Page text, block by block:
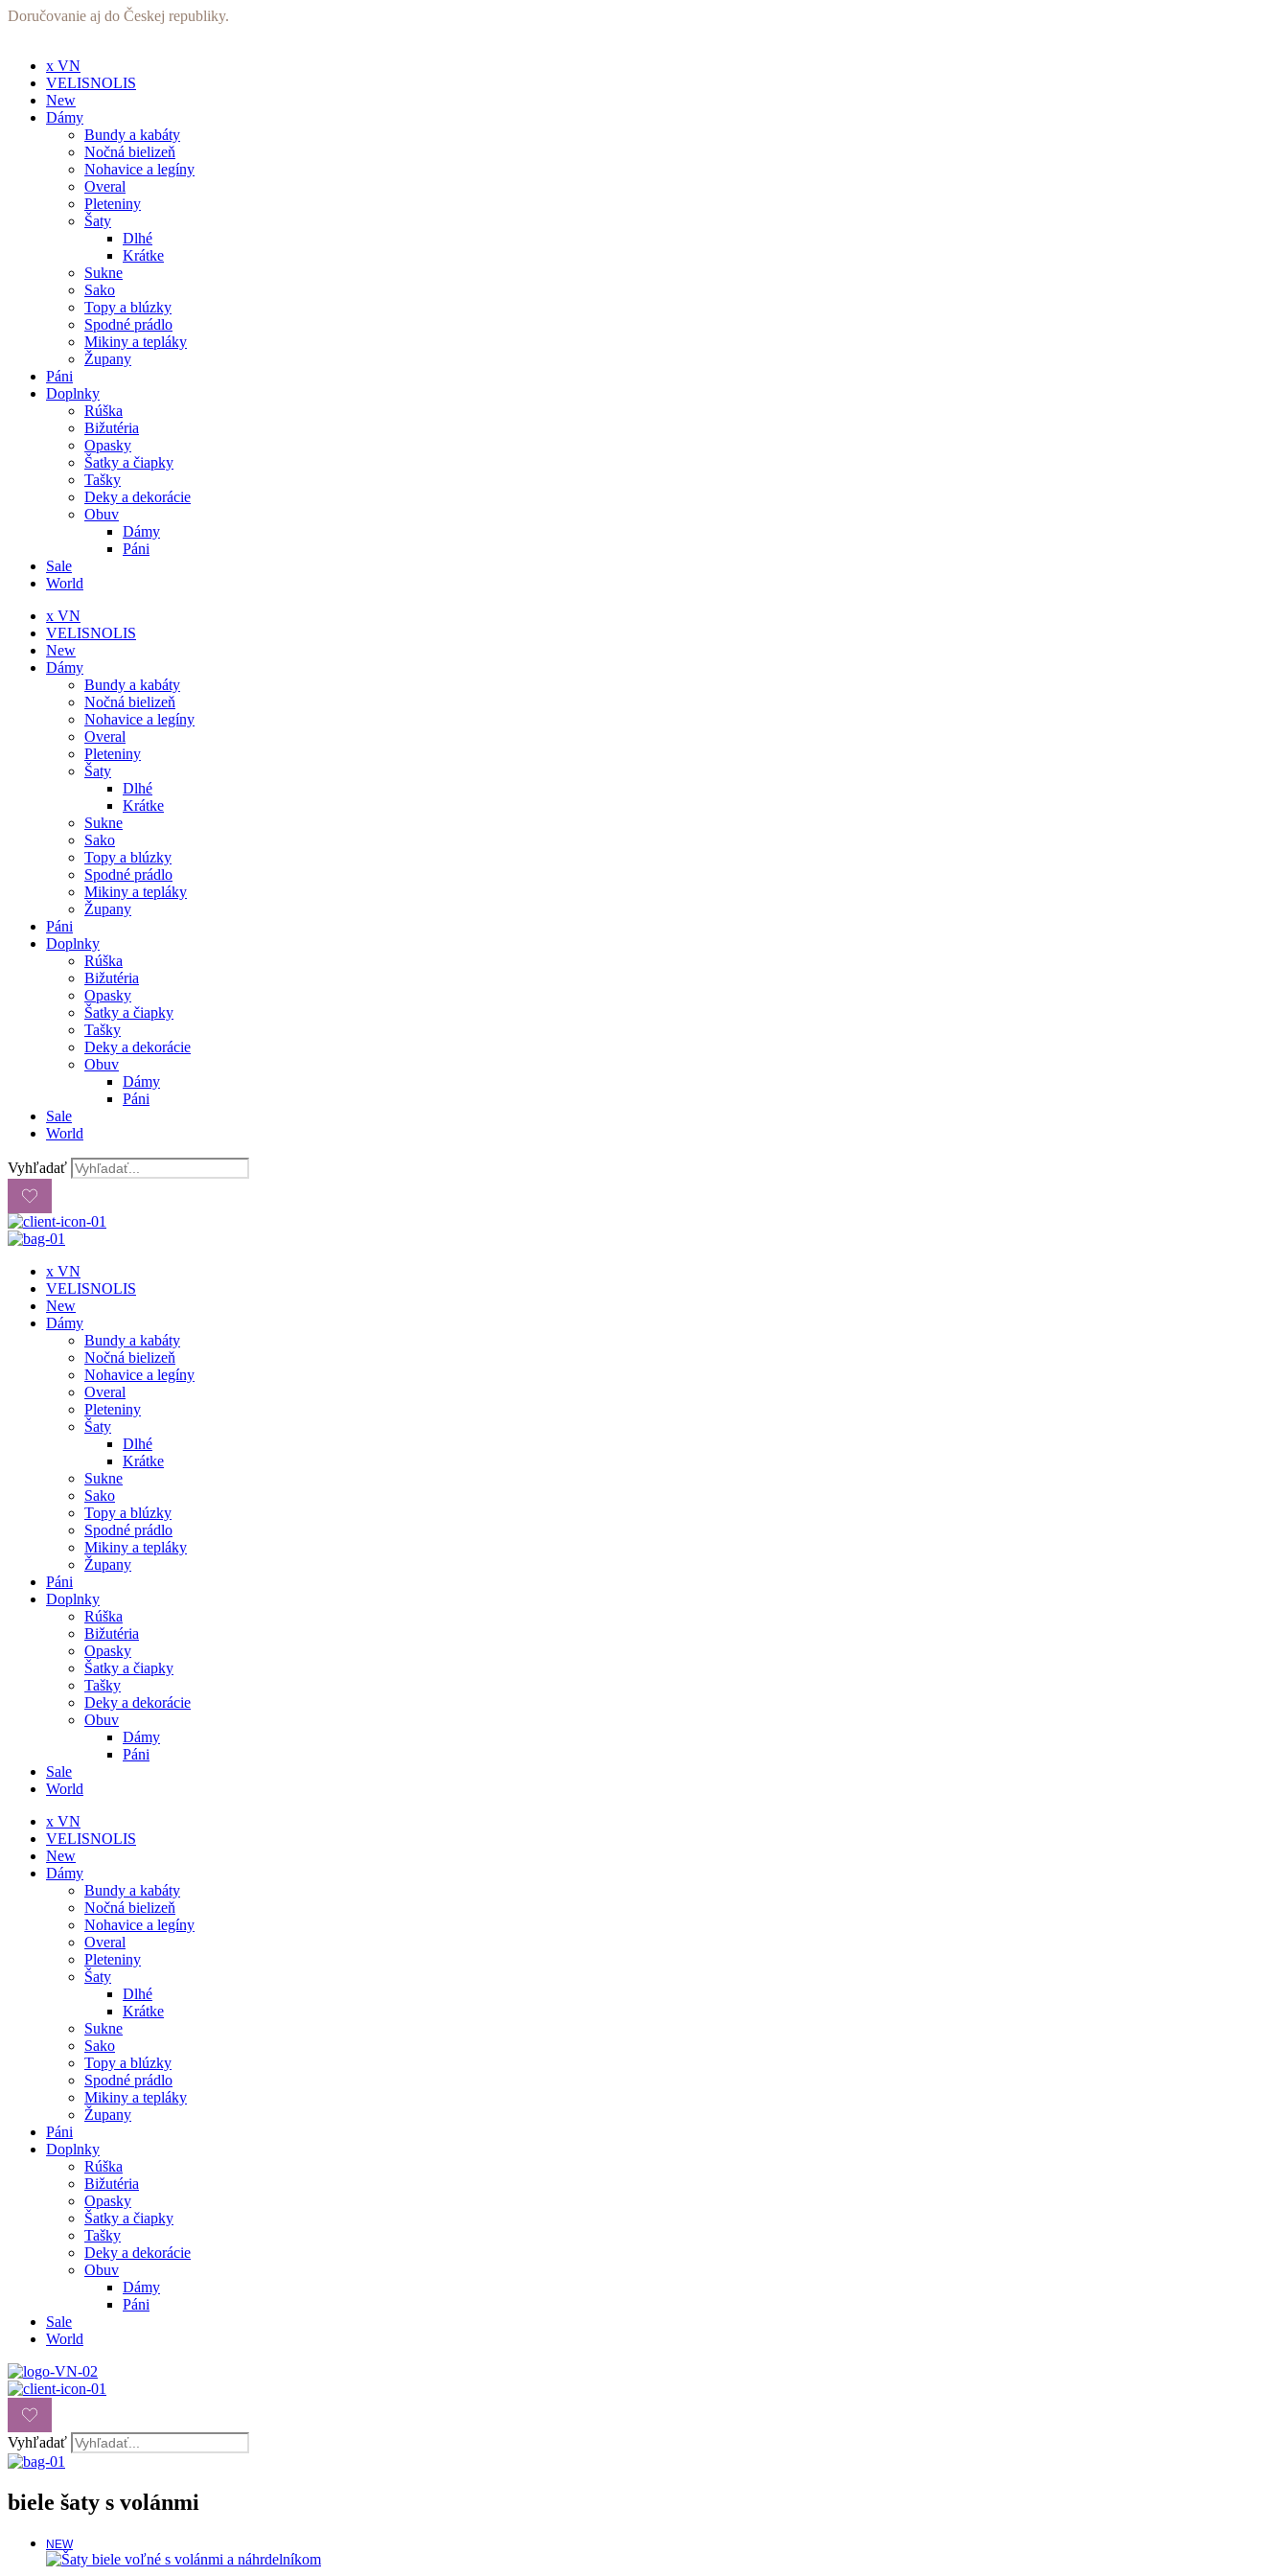
Preskočiť
Doručovanie aj do Českej republiky.
x VN
VELISNOLIS
New
Dámy
Bundy a kabáty
Nočná bielizeň
Nohavice a legíny
Overal
Pleteniny
Šaty
Dlhé
Krátke
Sukne
Sako
Topy a blúzky
Spodné prádlo
Mikiny a tepláky
Župany
Páni
Doplnky
Rúška
Bižutéria
Opasky
Šatky a čiapky
Tašky
Deky a dekorácie
Obuv
Dámy
Páni
Sale
World
x VN
VELISNOLIS
New
Dámy
Bundy a kabáty
Nočná bielizeň
Nohavice a legíny
Overal
Pleteniny
Šaty
Dlhé
Krátke
Sukne
Sako
Topy a blúzky
Spodné prádlo
Mikiny a tepláky
Župany
Páni
Doplnky
Rúška
Bižutéria
Opasky
Šatky a čiapky
Tašky
Deky a dekorácie
Obuv
Dámy
Páni
Sale
World
Vyhľadať
x VN
VELISNOLIS
New
Dámy
Bundy a kabáty
Nočná bielizeň
Nohavice a legíny
Overal
Pleteniny
Šaty
Dlhé
Krátke
Sukne
Sako
Topy a blúzky
Spodné prádlo
Mikiny a tepláky
Župany
Páni
Doplnky
Rúška
Bižutéria
Opasky
Šatky a čiapky
Tašky
Deky a dekorácie
Obuv
Dámy
Páni
Sale
World
x VN
VELISNOLIS
New
Dámy
Bundy a kabáty
Nočná bielizeň
Nohavice a legíny
Overal
Pleteniny
Šaty
Dlhé
Krátke
Sukne
Sako
Topy a blúzky
Spodné prádlo
Mikiny a tepláky
Župany
Páni
Doplnky
Rúška
Bižutéria
Opasky
Šatky a čiapky
Tašky
Deky a dekorácie
Obuv
Dámy
Páni
Sale
World
Vyhľadať
biele šaty s volánmi
NEW